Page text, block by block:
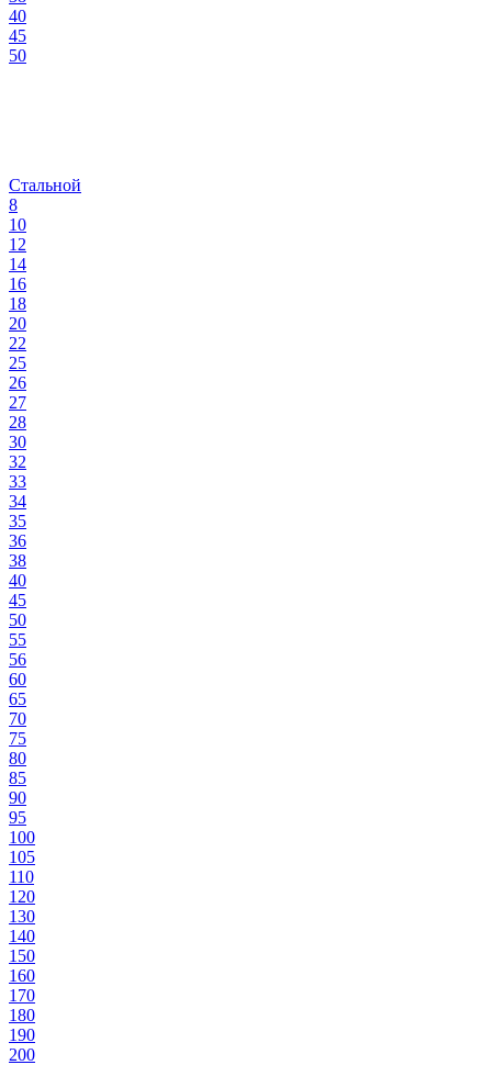
40
45
50
Стальной
8
10
12
14
16
18
20
22
25
26
27
28
30
32
33
34
35
36
38
40
45
50
55
56
60
65
70
75
80
85
90
95
100
105
110
120
130
140
150
160
170
180
190
200